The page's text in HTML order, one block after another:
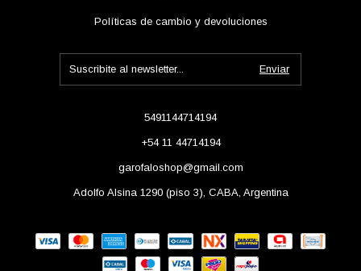
Políticas de cambio y devoluciones
5491144714194
+54 11 44714194
garofaloshop@gmail.com
Adolfo Alsina 1290 (piso 3), CABA, Argentina